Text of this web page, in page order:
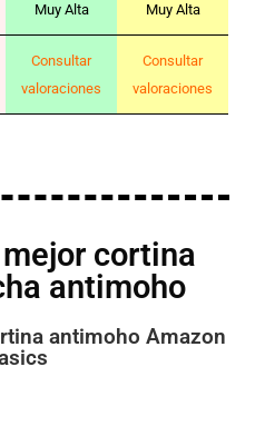
Muy Alta Muy Alta
Consultar
valoraciones
Consultar
valoraciones
cortina
antimoho
antimoho Amazon